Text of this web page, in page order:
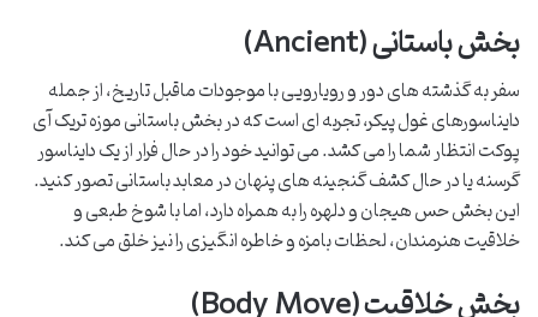
بخش باستانی (Ancient)
سفر به گذشته های دور و رویارویی با موجودات ماقبل تاریخ، از جمله
دایناسورهای غول پیکر، تجربه ای است که در بخش باستانی موزه تریک آی
پوکت انتظار شما را می کشد. می توانید خود را در حال فرار از یک دایناسور
گرسنه یا در حال کشف گنجینه های پنهان در معابد باستانی تصور کنید.
این بخش حس هیجان و دلهره را به همراه دارد، اما با شوخ طبعی و
خلاقیت هنرمندان، لحظات بامزه و خاطره انگیزی را نیز خلق می کند.